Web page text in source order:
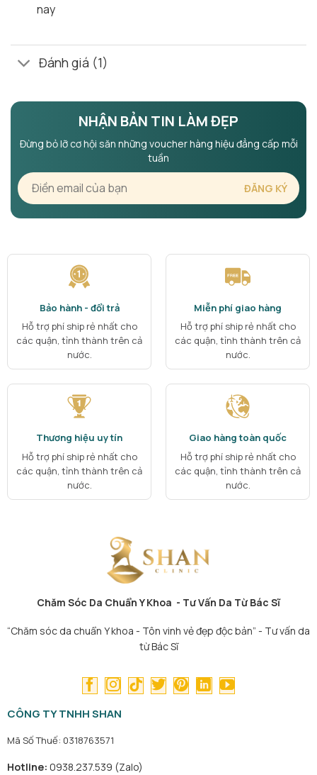
nay
Đánh giá (1)
NHẬN BẢN TIN LÀM ĐẸP
Đừng bỏ lỡ cơ hội săn những voucher hàng hiệu đẳng cấp mỗi
tuần
Bảo hành - đổi trả
Hỗ trợ phí ship rẻ nhất cho
các quận, tỉnh thành trên cả
nước.
Miễn phí giao hàng
Hỗ trợ phí ship rẻ nhất cho
các quận, tỉnh thành trên cả
nước.
Thương hiệu uy tín
Hỗ trợ phí ship rẻ nhất cho
các quận, tỉnh thành trên cả
nước.
Giao hàng toàn quốc
Hỗ trợ phí ship rẻ nhất cho
các quận, tỉnh thành trên cả
nước.
Chăm Sóc Da Chuẩn Y Khoa - Tư Vấn Da Từ Bác Sĩ
“Chăm sóc da chuẩn Y khoa - Tôn vinh vẻ đẹp độc bản” - Tư vấn da
từ Bác Sĩ
CÔNG TY TNHH SHAN
Mã Số Thuế: 0318763571
Hotline: 0938.237.539 (Zalo)